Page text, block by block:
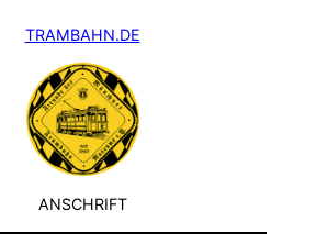
TRAMBAHN.DE
ANSCHRIFT